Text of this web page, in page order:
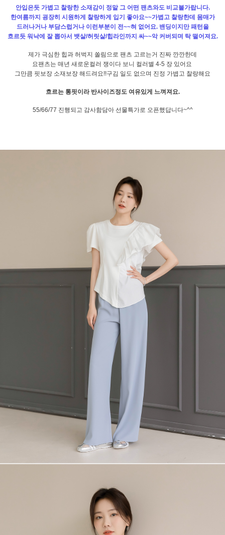
안입은듯 가볍고 찰랑한 소재감이 정말 그 어떤 팬츠와도 비교불가랍니다.
한여름까지 굉장히 시원하게 찰랑하게 입기 좋아요~~가볍고 찰랑한데 몸매가
드러나거나 부담스럽거나 이런부분이 전~~혀 없어요. 밴딩이지만 패턴을
흐르듯 워낙에 잘 뽑아서 뱃살/허릿살/힙라인까지 싸~~악 커버되며 탁 떨어져요.
제가 극심한 힙과 허벅지 쏠림으로 팬츠 고르는거 진짜 깐깐한데
요팬츠는 매년 새로운컬러 쟁이다 보니 컬러별 4-5 장 있어요
그만큼 핏보장 소재보장 해드려요!!구김 일도 없으며 진정 가볍고 찰랑해요
흐르는 통핏이라 반사이즈정도 여유있게 느껴져요.
55/66/77 진행되고 감사함담아 선물특가로 오픈했답니다~^^